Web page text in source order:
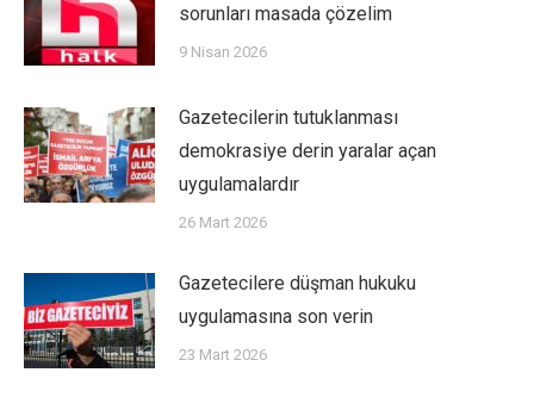
sorunları masada çözelim
9 Nisan 2026
Gazetecilerin tutuklanması
demokrasiye derin yaralar açan
uygulamalardır
26 Mart 2026
Gazetecilere düşman hukuku
uygulamasına son verin
23 Mart 2026